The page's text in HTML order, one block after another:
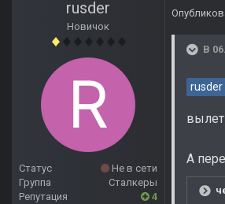
rusder
Новичок
Статус
Не в сети
Группа
Сталкеры
Репутация
4
В
rusder
А